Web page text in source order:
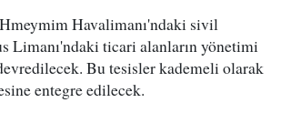
Havalimanı'ndaki sivil
Limanı'ndaki ticari alanların yönetimi
Bu tesisler kademeli olarak
entegre edilecek.